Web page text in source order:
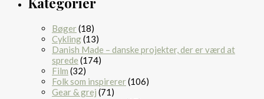
Bøger(18)
Cykling(13)
Danish Made – danske projekter, der er værd at
sprede (174)
Film (32)
Folk som inspirerer(106)
Gear & grej (71)